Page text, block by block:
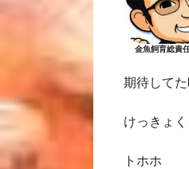
金魚飼育総責
期待して
けっきょ
トホホ